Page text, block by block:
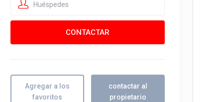
Huéspedes
Agregar a los
favoritos
contactar al
propietario